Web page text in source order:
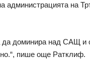
администрацията на
доминира над САЩ и
пише още Ратклиф.